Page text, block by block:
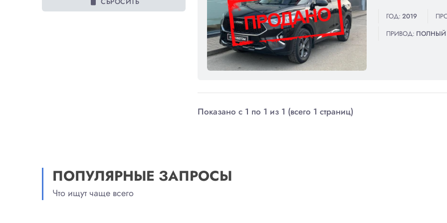
ГОД: 2019
ПРИВОД: ПОЛНЫЙ
Показано с 1 по 1 из 1 (всего 1 страниц)
ПОПУЛЯРНЫЕ ЗАПРОСЫ
Что ищут чаще всего